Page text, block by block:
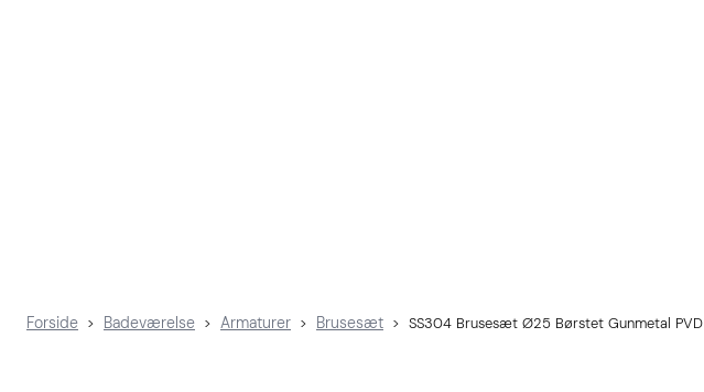
Forside > Badeværelse > Armaturer > Brusesæt > SS304 Brusesæt Ø25 Børstet Gunmetal PVD